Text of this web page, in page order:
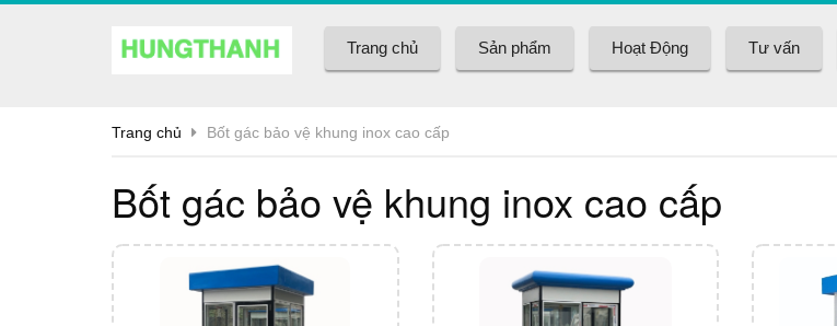
Trang chủ Sản phẩm Hoạt Động Tư vấn
Trang chủ Bốt gác bảo vệ khung inox cao cấp
Bốt gác bảo vệ khung inox cao cấp